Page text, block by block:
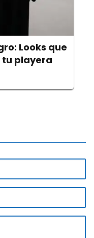
Looks que
playera